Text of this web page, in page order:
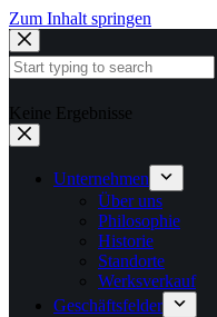
Zum Inhalt springen
Keine Ergebnisse
Unternehmen
Über uns
Philosophie
Historie
Standorte
Werksverkauf
Geschäftsfelder